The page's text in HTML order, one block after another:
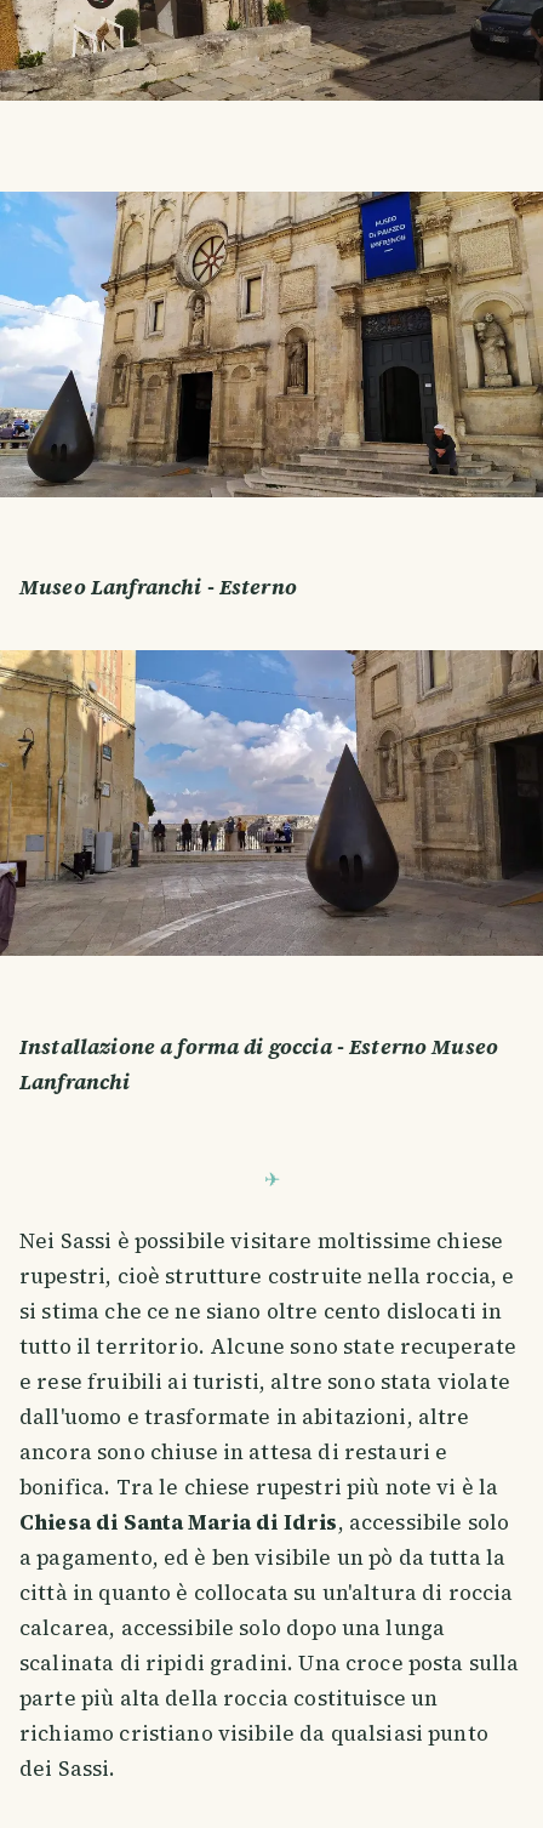
Museo Lanfranchi - Esterno
Installazione a forma di goccia - Esterno Museo
Lanfranchi
Nei Sassi è possibile visitare moltissime chiese
rupestri, cioè strutture costruite nella roccia, e
si stima che ce ne siano oltre cento dislocati in
tutto il territorio. Alcune sono state recuperate
e rese fruibili ai turisti, altre sono stata violate
dall'uomo e trasformate in abitazioni, altre
ancora sono chiuse in attesa di restauri e
bonifica. Tra le chiese rupestri più note vi è la
Chiesa di Santa Maria di Idris, accessibile solo
a pagamento, ed è ben visibile un pò da tutta la
città in quanto è collocata su un'altura di roccia
calcarea, accessibile solo dopo una lunga
scalinata di ripidi gradini. Una croce posta sulla
parte più alta della roccia costituisce un
richiamo cristiano visibile da qualsiasi punto
dei Sassi.